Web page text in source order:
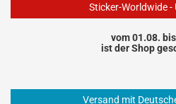
Sticker-Worldwide -
vom 01.08.
ist der Shop
Versand mit